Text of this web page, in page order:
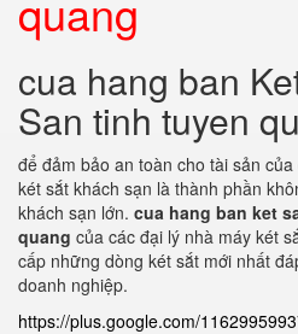
quang
cua hang ban
San tinh tuyen
để đảm bảo an toàn cho tài sản
két sắt khách sạn là thành phần
khách sạn lớn. cua hang ban ket
quang của các đại lý nhà máy két
cấp những dòng két sắt mới nhất
doanh nghiệp.
https://plus.google.com/